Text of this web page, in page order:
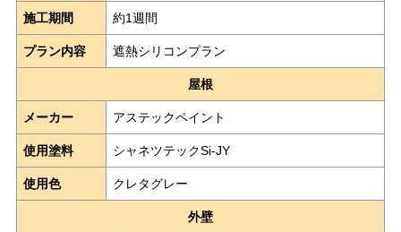
施工期間 約1週間
プラン内容 遮熱シリコンプラン
屋根
メーカー アステックペイント
使用塗料 シャネツテックSi-JY
使用色 クレタグレー
外壁